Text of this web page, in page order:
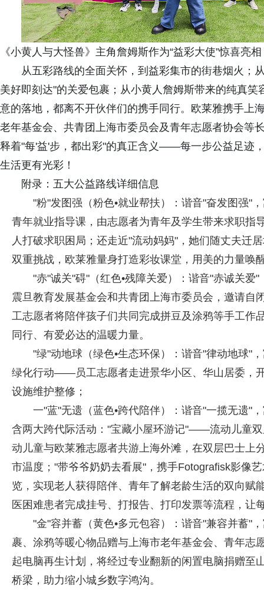
《小黄人与大怪兽》主角詹姆斯作为“益彩大使”惊喜亮相
从五彩路线的全面关怀，到益彩集市的街巷烟火；
美好即刻达"的关爱包裹；从小黄人詹姆斯带来的纯真
意的落地，都离不开伙伴们的携手同行。欧莱雅携手上
老年基金会、共青团上海市委员会及青年志愿者协会等
释着"每'益'步，都出彩"的真正含义——每一步公益足迹
生活更有光彩！
附录：五大公益路线详细信息
"粉"发图强（粉色•就业帮扶）：谐音"奋发图强"
青年就业指导课，由志愿者为青年及学生带来求职指
人打破求职困局；还走近"流动妈妈"，她们随丈夫迁
双重挑战，欧莱雅量身打造彩妆课堂，用美的力量唤
"赤"诚关"碍"（红色•残障关爱）：谐音"赤诚关
震旦教育发展基金会和共青团上海市委员会，邀请自
工志愿者将陪伴孩子们共同完成拼豆及涂鸦等手工作
同行、有爱必达的温暖力量。
"绿"动地球（绿色•生态环保）：谐音"律动地球"
绿化行动——员工志愿者走进景华小区、华山居委，
设施维护整修；
一"蓝"无遗（蓝色•跨代陪伴）：谐音"一揽无遗"
含两大跨代际活动："宝藏小屋环游记"——流动儿童
动儿童与欧莱雅志愿者共游上海外滩，在双层巴士上
市温度；"带爷爷奶奶去看展"，携手Fotografisk影像
览，实现老人获得陪伴、青年了解老龄生活的双向赋
医困难患者完成挂号、打报告、打印发票等流程，让
"金"容并蓄（黄色•多元包容）：谐音"兼容并蓄"
裹、涂鸦等暖心物品赠与上海市老年基金会、青年志
起电脑再生计划，将经过专业翻新的闲置电脑捐赠至
桥梁，助力缩小城乡数字鸿沟。